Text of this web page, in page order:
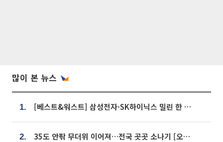
많이 본 뉴스
1. [베스트&워스트] 삼성전자·SK하이닉스 밀린 한 주…상상인증권은 85% 급등
2. 35도 안팎 무더위 이어져…전국 곳곳 소나기 [오늘 날씨]